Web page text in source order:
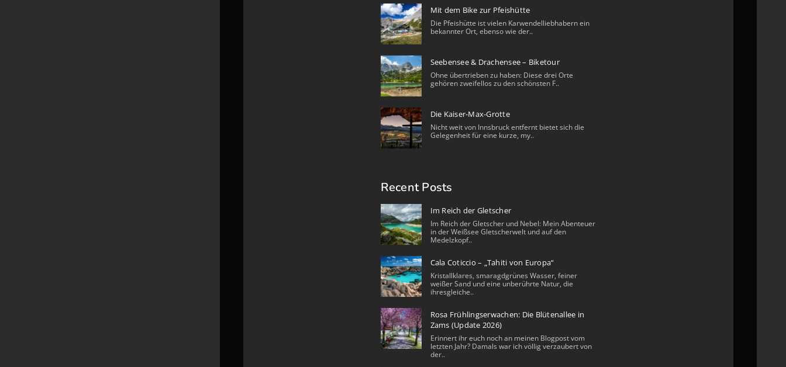
Mit dem Bike zur Pfeishütte
Die Pfeishütte ist vielen Karwendelliebhabern ein
bekannter Ort, ebenso wie der..
Seebensee & Drachensee – Biketour
Ohne übertrieben zu haben: Diese drei Orte
gehören zweifellos zu den schönsten F..
Die Kaiser-Max-Grotte
Nicht weit von Innsbruck entfernt bietet sich die
Gelegenheit für eine kurze, my..
Recent Posts
Im Reich der Gletscher
Im Reich der Gletscher und Nebel: Mein Abenteuer
in der Weißsee Gletscherwelt und auf den
Medelzkopf..
Cala Coticcio – „Tahiti von Europa“
Kristallklares, smaragdgrünes Wasser, feiner
weißer Sand und eine unberührte Natur, die
ihresgleiche..
Rosa Frühlingserwachen: Die Blütenallee in
Zams (Update 2026)
Erinnert ihr euch noch an meinen Blogpost vom
letzten Jahr? Damals war ich völlig verzaubert von
der..